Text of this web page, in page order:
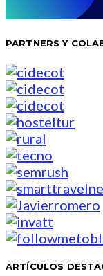
PARTNERS Y
ARTÍCULOS